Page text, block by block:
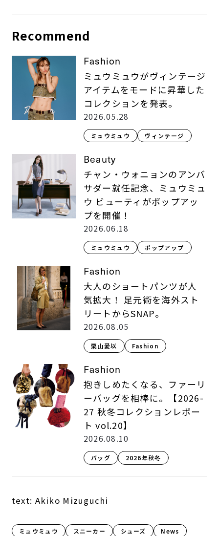
Recommend
Fashion
ミュウミュウがヴィンテージ
アイテムをモードに昇華した
コレクションを発表。
2026.05.28
ミュウミュウ ヴィンテージ
Beauty
チャン・ウォニョンのアンバ
サダー就任記念、ミュウミュ
ウ ビューティがポップアッ
プを開催！
2026.06.18
ミュウミュウ ポップアップ
Fashion
大人のショートパンツが人
気拡大！ 足元術を海外スト
リートからSNAP。
2026.08.05
栗山愛以 Fashion​
Fashion
抱きしめたくなる、ファーリ
ーバッグを相棒に。【2026-
27 秋冬コレクションレポー
ト vol.20】
2026.08.10
バッグ 2026年秋冬
text: Akiko Mizuguchi
ミュウミュウ スニーカー シューズ News